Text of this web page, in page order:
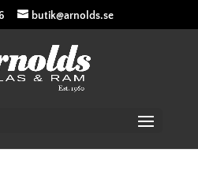
butik@arnolds.se